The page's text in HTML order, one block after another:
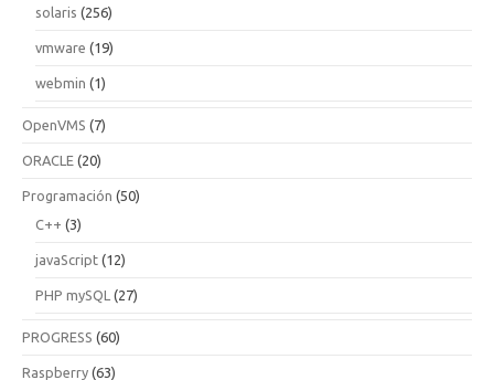
solaris (256)
vmware (19)
webmin (1)
OpenVMS (7)
ORACLE (20)
Programación (50)
C++ (3)
javaScript (12)
PHP mySQL (27)
PROGRESS (60)
Raspberry (63)